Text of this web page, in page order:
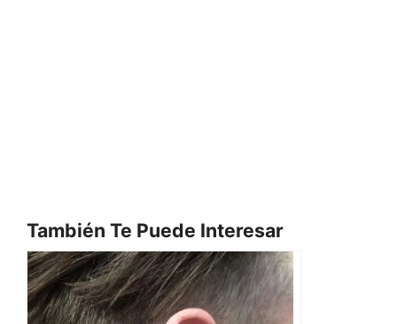
También Te Puede Interesar